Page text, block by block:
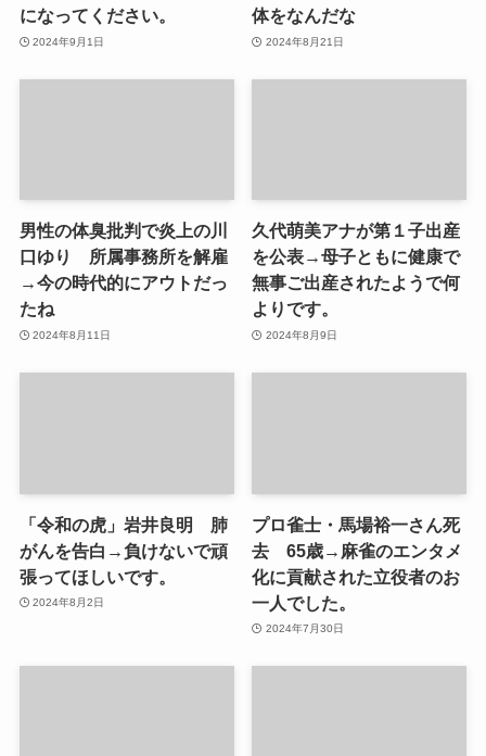
になってください。
2024年9月1日
体をなんだな
2024年8月21日
男性の体臭批判で炎上の川
口ゆり 所属事務所を解雇
→今の時代的にアウトだっ
たね
2024年8月11日
久代萌美アナが第１子出産
を公表→母子ともに健康で
無事ご出産されたようで何
よりです。
2024年8月9日
「令和の虎」岩井良明 肺
がんを告白→負けないで頑
張ってほしいです。
2024年8月2日
プロ雀士・馬場裕一さん死
去 65歳→麻雀のエンタメ
化に貢献された立役者のお
一人でした。
2024年7月30日